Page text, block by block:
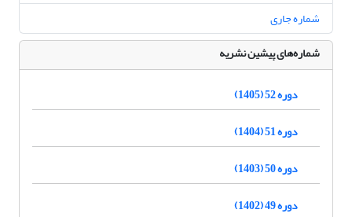
شماره جاری
شماره‌های پیشین نشریه
دوره 52 (1405)
دوره 51 (1404)
دوره 50 (1403)
دوره 49 (1402)